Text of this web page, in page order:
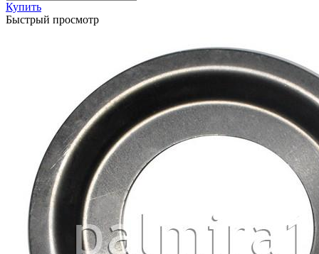
Купить
Быстрый просмотр